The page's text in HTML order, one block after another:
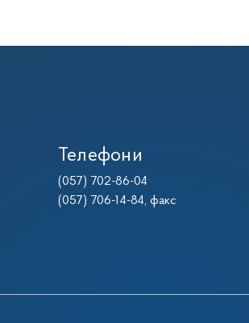
Телефони
(057) 702-86-04
(057) 706-14-84, факс